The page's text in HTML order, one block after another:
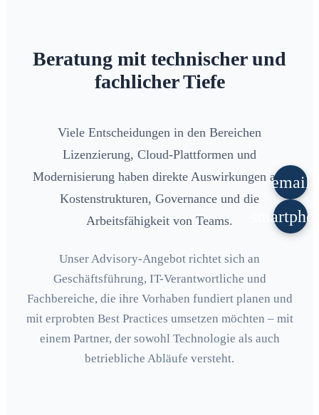
email
Beratung mit technischer und
fachlicher Tiefe
Viele Entscheidungen in den Bereichen
Lizenzierung, Cloud-Plattformen und
Modernisierung haben direkte Auswirkungen auf
Kostenstrukturen, Governance und die
Arbeitsfähigkeit von Teams.
Unser Advisory-Angebot richtet sich an
Geschäftsführung, IT-Verantwortliche und
Fachbereiche, die ihre Vorhaben fundiert planen und
mit erprobten Best Practices umsetzen möchten – mit
einem Partner, der sowohl Technologie als auch
betriebliche Abläufe versteht.